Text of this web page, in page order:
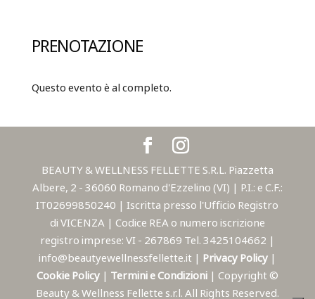
PRENOTAZIONE
Questo evento è al completo.
BEAUTY & WELLNESS FELLETTE S.R.L. Piazzetta
Albere, 2 - 36060 Romano d'Ezzelino (VI) | P.I.: e C.F.:
IT02699850240 | Iscritta presso l'Ufficio Registro
di VICENZA | Codice REA o numero iscrizione
registro imprese: VI - 267869 Tel. 3425104662 |
info@beautyewellnessfellette.it | Privacy Policy |
Cookie Policy | Termini e Condizioni | Copyright ©
Beauty & Wellness Fellette s.r.l. All Rights Reserved.